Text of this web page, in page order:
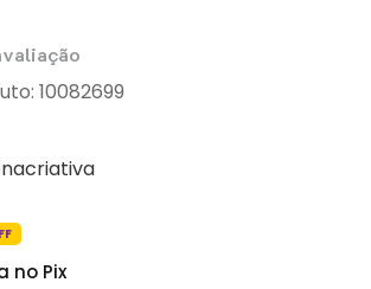
: 10082699
no Pix